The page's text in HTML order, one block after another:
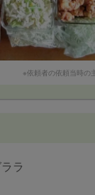
※依頼者の依頼当時の
ラ